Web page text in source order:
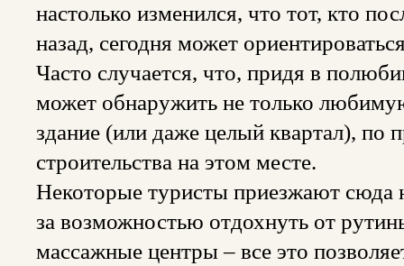
настолько изменился, что тот, кто
назад, сегодня может
Часто случается, что, придя в
может обнаружить не только
здание (или даже целый квартал), по
строительства на этом месте.
Некоторые туристы приезжают сюда
за возможностью отдохнуть от
массажные центры – все это